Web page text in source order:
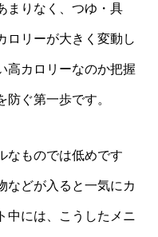
まりなく、つゆ・具
ロリーが大きく変動し
高カロリーなのか把握
ぐ第一歩です。
なものでは低めです
などが入ると一気にカ
中には、こうしたメニ